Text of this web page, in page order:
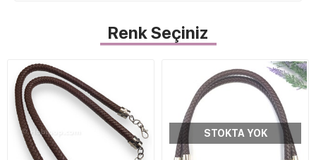
Renk Seçiniz
STOKTA YOK